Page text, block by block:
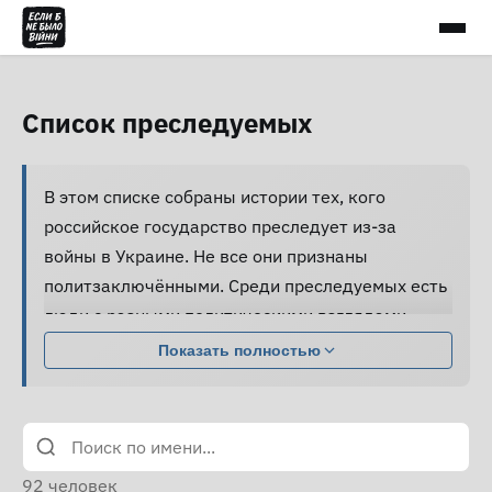
Список преследуемых
В этом списке собраны истории тех, кого
российское государство преследует из-за
войны в Украине. Не все они признаны
политзаключёнными. Среди преследуемых есть
люди с разными политическими взглядами,
совершившие разные поступки.
жестокому обращению и пыткам, принуждаются
к признанию вины и не получают нормальной
юридической помощи, а правозащитники не
Показать полностью
92 человек